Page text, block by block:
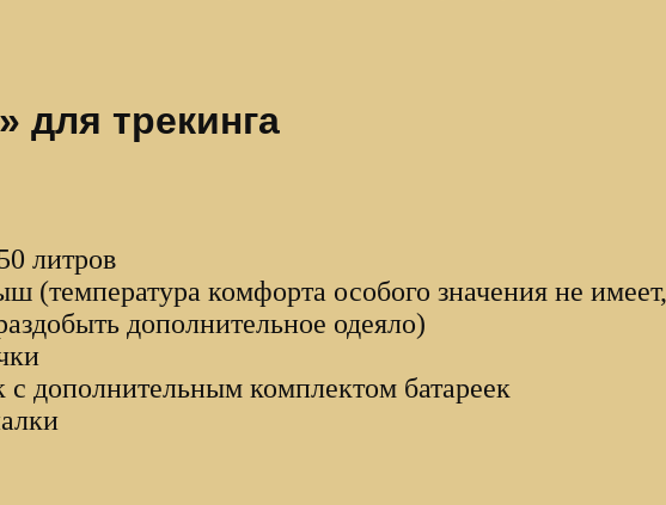
для трекинга
литров
(температура комфорта особого значения не имеет,
дополнительное одеяло)
дополнительным комплектом батареек